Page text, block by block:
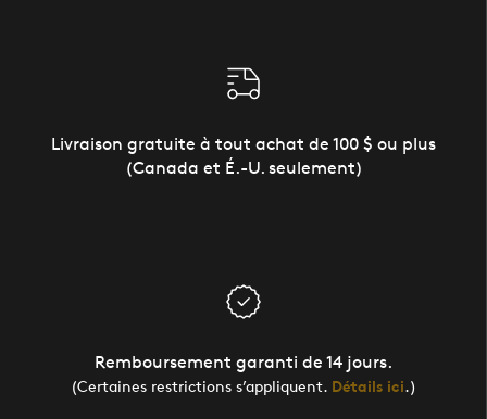
Livraison gratuite à tout achat de 100 $ ou plus
(Canada et É.-U. seulement)
Remboursement garanti de 14 jours.
(Certaines restrictions s’appliquent. Détails ici.)